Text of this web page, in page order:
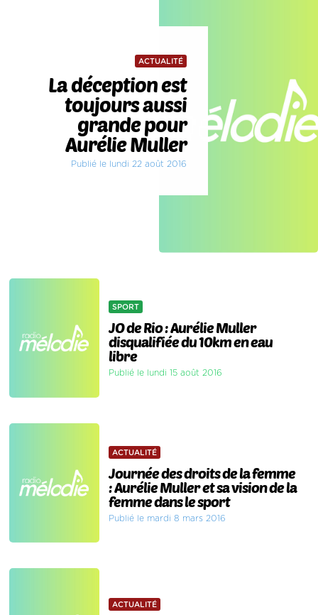
ACTUALITÉ
La déception est
toujours aussi
grande pour
Aurélie Muller
Publié le lundi 22 août 2016
SPORT
JO de Rio : Aurélie Muller
disqualifiée du 10km en eau
libre
Publié le lundi 15 août 2016
ACTUALITÉ
Journée des droits de la femme
: Aurélie Muller et sa vision de la
femme dans le sport
Publié le mardi 8 mars 2016
ACTUALITÉ